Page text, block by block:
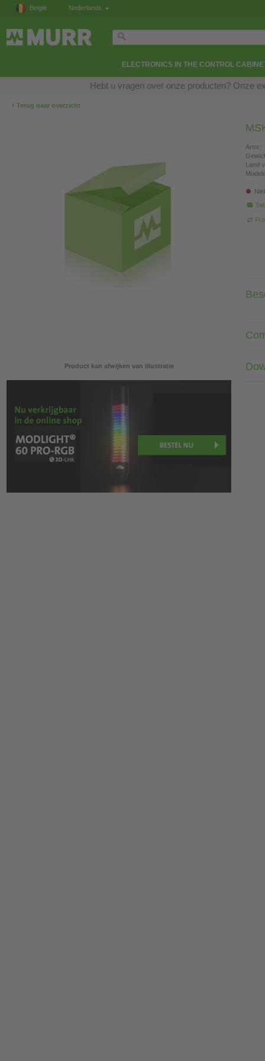
België Nederlands
ELECTRONICS IN THE CONTROL
Hebt u vragen over onze producten? Onze
‹ Terug naar overzicht
Product kan afwijken van illustratie
Artnr:
Land